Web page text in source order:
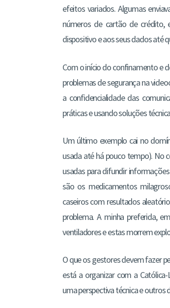
efeitos variados. Algumas
números de cartão de crédito,
dispositivo e aos seus dados até
Com o início do confinamento e
problemas de segurança na
a confidencialidade das
práticas e usando soluções
Um último exemplo cai no
usada até há pouco tempo). No
usadas para difundir
são os medicamentos
caseiros com resultados
problema. A minha preferida,
ventiladores e estas morrem
O que os gestores devem fazer
está a organizar com a
uma perspectiva técnica e outros